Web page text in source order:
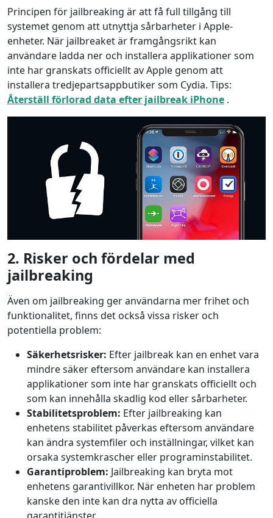
Principen för jailbreaking är att få full tillgång till
systemet genom att utnyttja sårbarheter i Apple-
enheter. När jailbreaket är framgångsrikt kan
användare ladda ner och installera applikationer som
inte har granskats officiellt av Apple genom att
installera tredjepartsappbutiker som Cydia. Tips:
Återställ förlorad data efter jailbreak iPhone .
2. Risker och fördelar med
jailbreaking
Även om jailbreaking ger användarna mer frihet och
funktionalitet, finns det också vissa risker och
potentiella problem:
Säkerhetsrisker: Efter jailbreak kan en enhet vara
mindre säker eftersom användare kan installera
applikationer som inte har granskats officiellt och
som kan innehålla skadlig kod eller sårbarheter.
Stabilitetsproblem: Efter jailbreaking kan
enhetens stabilitet påverkas eftersom användare
kan ändra systemfiler och inställningar, vilket kan
orsaka systemkrascher eller programinstabilitet.
Garantiproblem: Jailbreaking kan bryta mot
enhetens garantivillkor. När enheten har problem
kanske den inte kan dra nytta av officiella